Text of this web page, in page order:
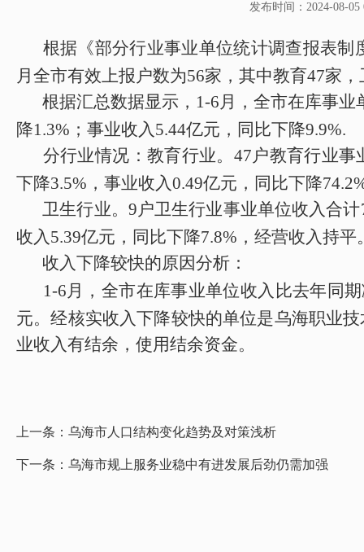
发布时间：2024-08-05
根据《部分行业事业单位统计调查报表制
月 全市有效上报户数为56家，其中教育47家，
根据汇总数据显示，1-6月，全市在库事业
降1.3%；事业收入5.44亿元，同比下降9.9%.
分行业情况：教育行业。 47户教育行业事
下降3.5% ， 事业收入0.49亿元 ， 同比下降74.2
卫生行业。 9户卫生行业事业单位收入合计
收入5.39亿元 ， 同比下降7.8% ， 经营收入持平
收入下降较快的原因分析：
1-6月，全市在库事业单位收入比去年同期
元。经核实收入下降较快的单位是乌海职业
业收入有结余，使用结余资金。
上一条： 乌海市人口结构变化趋势及对策浅析
下一条： 乌海市规上服务业稳中有进发展后劲仍需加强